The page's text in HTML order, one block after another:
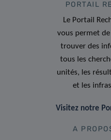
PORTAIL
Le Portail
vous permet
trouver des
tous les
unités, les
et les
Visitez notre
A